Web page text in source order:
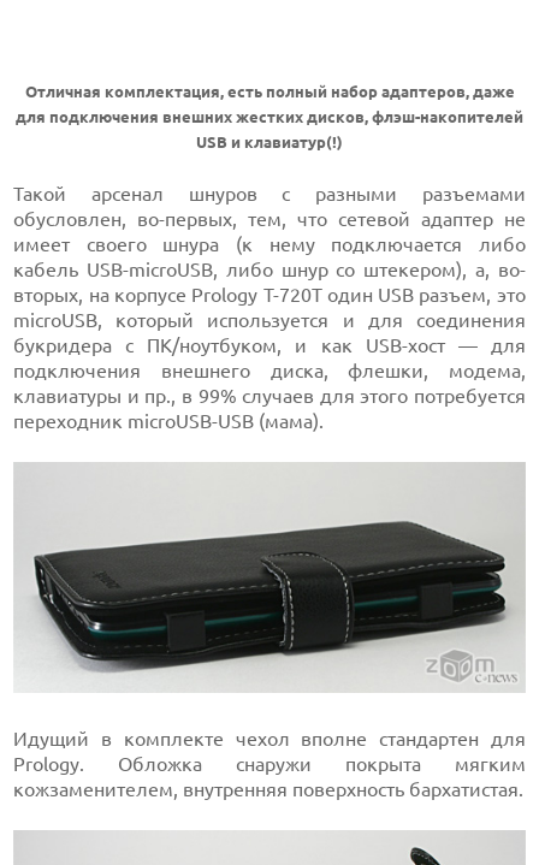
Отличная комплектация, есть полный набор адаптеров, даже
для подключения внешних жестких дисков, флэш-накопителей
USB и клавиатур(!)
Такой арсенал шнуров с разными разъемами
обусловлен, во-первых, тем, что сетевой адаптер не
имеет своего шнура (к нему подключается либо
кабель USB-microUSB, либо шнур со штекером), а, во-
вторых, на корпусе Prology T-720T один USB разъем, это
microUSB, который используется и для соединения
букридера с ПК/ноутбуком, и как USB-хост — для
подключения внешнего диска, флешки, модема,
клавиатуры и пр., в 99% случаев для этого потребуется
переходник microUSB-USB (мама).
Идущий в комплекте чехол вполне стандартен для
Prology. Обложка снаружи покрыта мягким
кожзаменителем, внутренняя поверхность бархатистая.